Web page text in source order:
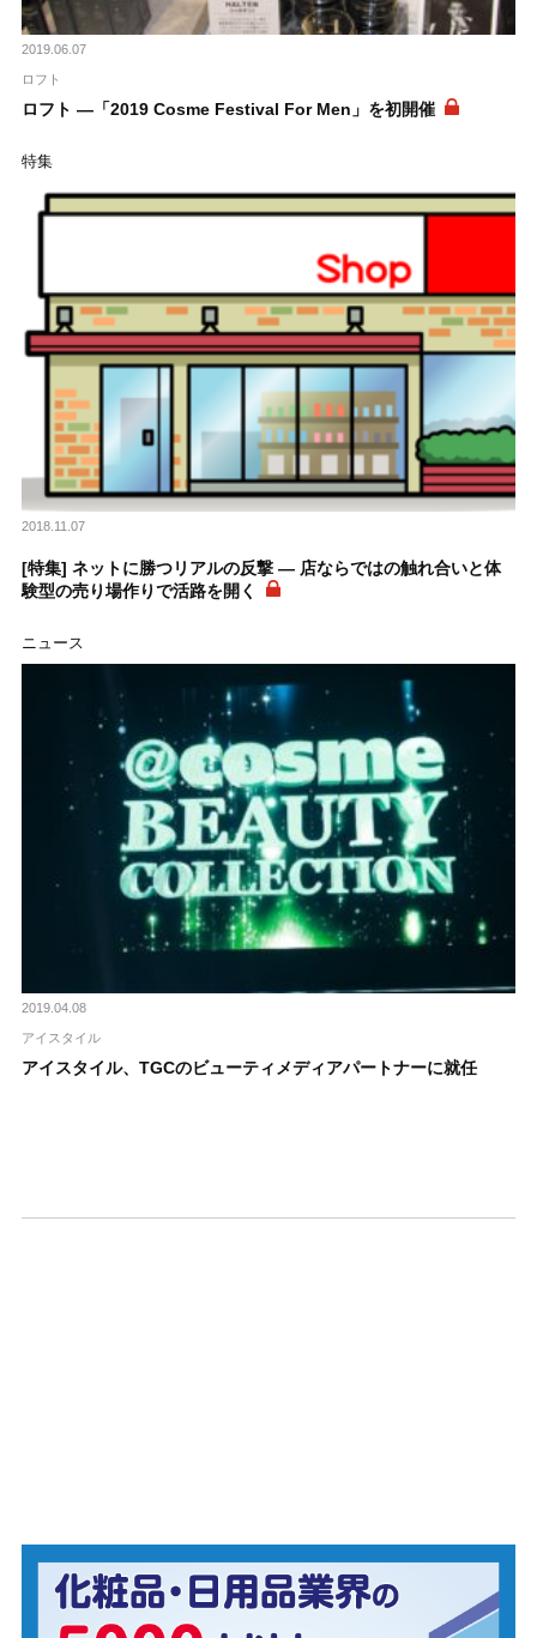
2019.06.07
ロフト
ロフト ―「2019 Cosme Festival For Men」を初開催
特集
2018.11.07
[特集] ネットに勝つリアルの反撃 ― 店ならではの触れ合いと体
験型の売り場作りで活路を開く
ニュース
2019.04.08
アイスタイル
アイスタイル、TGCのビューティメディアパートナーに就任